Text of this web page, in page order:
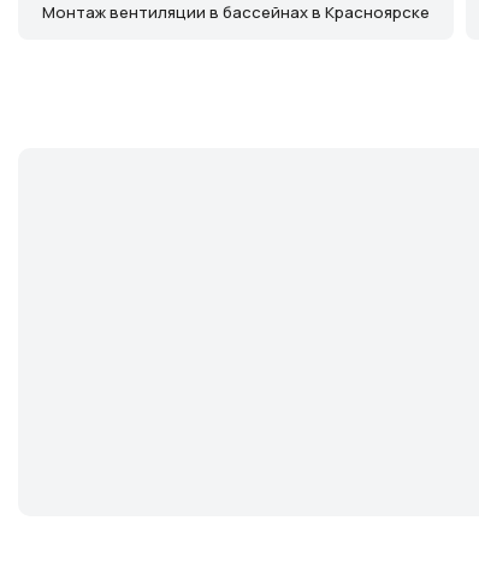
Монтаж вентиляции в бассейнах в Красноярске